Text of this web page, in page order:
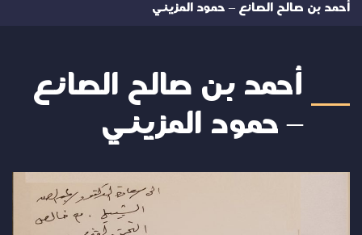
أحمد بن صالح الصانع – حمود المزيني
أحمد بن صالح الصانع
– حمود المزيني